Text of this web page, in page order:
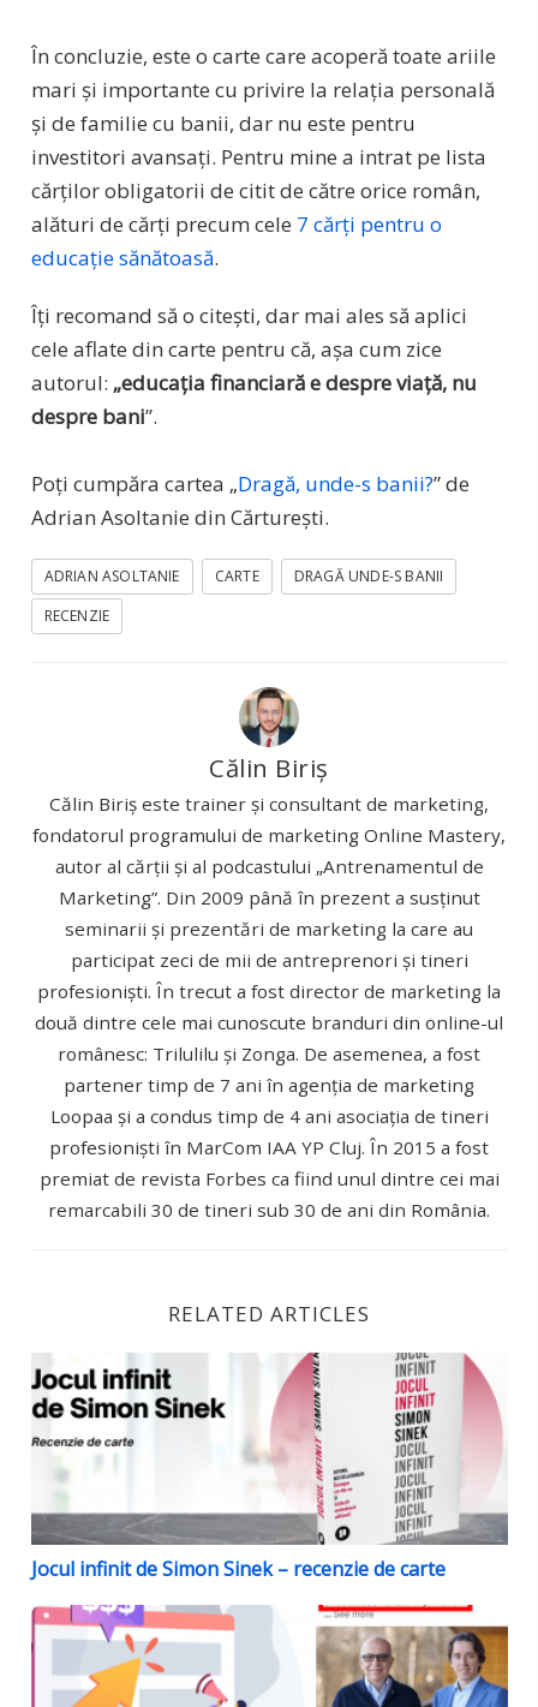
În concluzie, este o carte care acoperă toate ariile
mari și importante cu privire la relația personală
și de familie cu banii, dar nu este pentru
investitori avansați. Pentru mine a intrat pe lista
cărților obligatorii de citit de către orice român,
alături de cărți precum cele 7 cărți pentru o
educație sănătoasă.
Îți recomand să o citești, dar mai ales să aplici
cele aflate din carte pentru că, așa cum zice
autorul: „educația financiară e despre viață, nu
despre bani”.
Poți cumpăra cartea „Dragă, unde-s banii?” de
Adrian Asoltanie din Cărturești.
ADRIAN ASOLTANIE CARTE
DRAGĂ UNDE-S BANII
RECENZIE
Călin Biriș
Călin Biriș este trainer și consultant de marketing,
fondatorul programului de marketing Online Mastery,
autor al cărții și al podcastului „Antrenamentul de
Marketing”. Din 2009 până în prezent a susținut
seminarii și prezentări de marketing la care au
participat zeci de mii de antreprenori și tineri
profesioniști. În trecut a fost director de marketing la
două dintre cele mai cunoscute branduri din online-ul
românesc: Trilulilu și Zonga. De asemenea, a fost
partener timp de 7 ani în agenția de marketing
Loopaa și a condus timp de 4 ani asociația de tineri
profesioniști în MarCom IAA YP Cluj. În 2015 a fost
premiat de revista Forbes ca fiind unul dintre cei mai
remarcabili 30 de tineri sub 30 de ani din România.
RELATED ARTICLES
Jocul infinit de Simon Sinek – recenzie de carte
Jocul infinit de Simon Sinek – recenzie de carte
Reclamă înșelătoare despre o carte de marketing